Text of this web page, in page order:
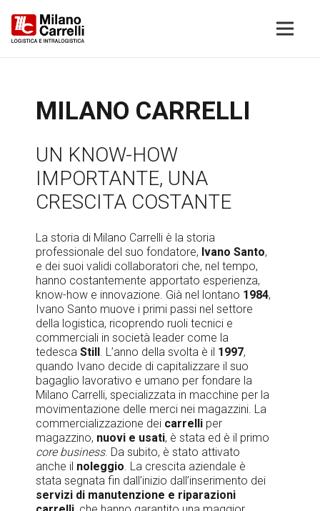
MILANO CARRELLI
UN KNOW-HOW
IMPORTANTE, UNA
CRESCITA COSTANTE
La storia di Milano Carrelli è la storia
professionale del suo fondatore, Ivano Santo,
e dei suoi validi collaboratori che, nel tempo,
hanno costantemente apportato esperienza,
know-how e innovazione. Già nel lontano 1984,
Ivano Santo muove i primi passi nel settore
della logistica, ricoprendo ruoli tecnici e
commerciali in società leader come la
tedescaStill . L’anno della svolta è il 1997,
quando Ivano decide di capitalizzare il suo
bagaglio lavorativo e umano per fondare la
Milano Carrelli, specializzata in macchine per la
movimentazione delle merci nei magazzini. La
commercializzazione dei carrelli per
magazzino, nuovi e usati, è stata ed è il primo
core business. Da subito, è stato attivato
anche il noleggio . La crescita aziendale è
stata segnata fin dall’inizio dall’inserimento dei
servizi di manutenzione e riparazioni